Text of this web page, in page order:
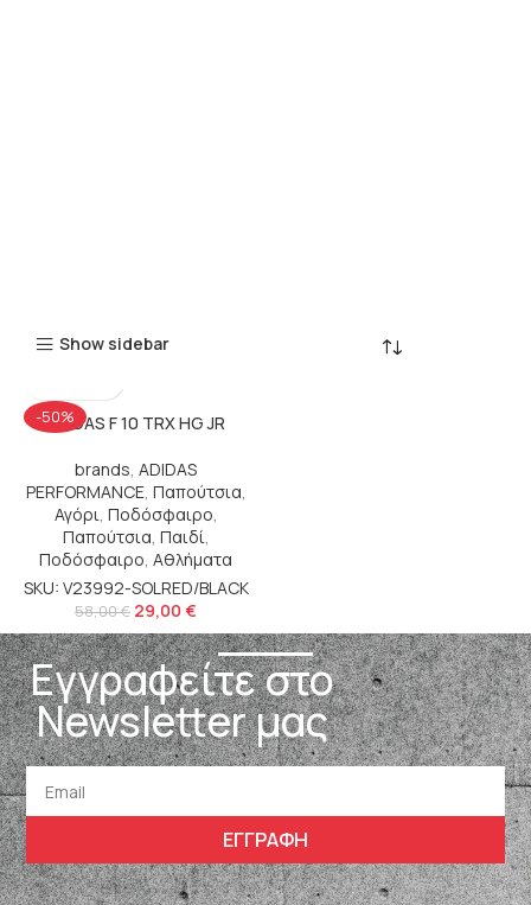
Show sidebar
ADIDAS F 10 TRX HG JR
brands, ADIDAS
PERFORMANCE, Παπούτσια,
Αγόρι, Ποδόσφαιρο,
Παπούτσια, Παιδί,
Ποδόσφαιρο, Αθλήματα
SKU: V23992-SOLRED/BLACK
58,00€ 29,00 €
-50%
Εγγραφείτε στο
Newsletter μας
ΕΓΓΡΑΦΗ